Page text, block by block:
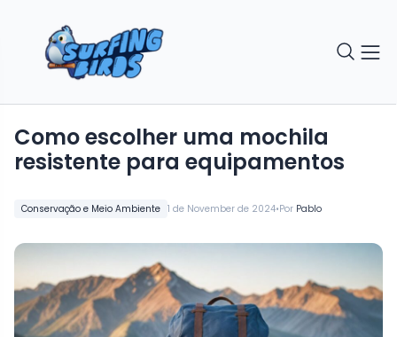
Conservação e Meio Ambiente 1 de November de 2024•Por Pablo
Como escolher uma mochila
resistente para equipamentos